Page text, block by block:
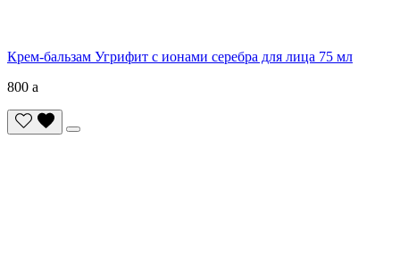
Крем-бальзам Угрифит с ионами серебра для лица 75 мл
800 a